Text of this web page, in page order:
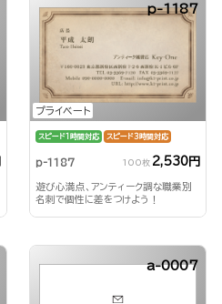
プライベート
p-1187
スピード1時間対応 スピード3時間対応
p-1187 100枚 2,530円
遊び心満点、アンティーク調な職業別
名刺で個性に差をつけよう！
a-0007